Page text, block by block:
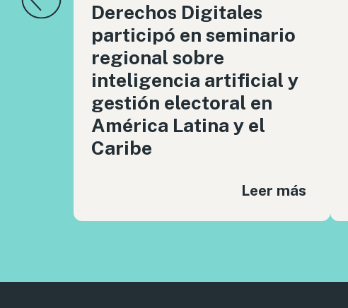
Derechos Digitales
participó en seminario
regional sobre
inteligencia artificial y
gestión electoral en
América Latina y el
Caribe
Leer más